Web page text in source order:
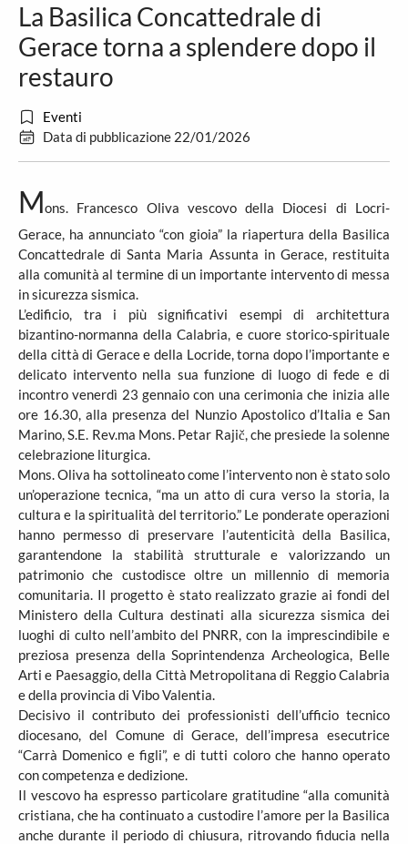
La Basilica Concattedrale di
Gerace torna a splendere dopo il
restauro
Eventi
Data di pubblicazione 22/01/2026
Mons. Francesco Oliva vescovo della Diocesi di Locri-
Gerace, ha annunciato “con gioia” la riapertura della Basilica
Concattedrale di Santa Maria Assunta in Gerace, restituita
alla comunità al termine di un importante intervento di messa
in sicurezza sismica.
L’edificio, tra i più significativi esempi di architettura
bizantino-normanna della Calabria, e cuore storico-spirituale
della città di Gerace e della Locride, torna dopo l’importante e
delicato intervento nella sua funzione di luogo di fede e di
incontro venerdì 23 gennaio con una cerimonia che inizia alle
ore 16.30, alla presenza del Nunzio Apostolico d’Italia e San
Marino, S.E. Rev.ma Mons. Petar Rajič, che presiede la solenne
celebrazione liturgica.
Mons. Oliva ha sottolineato come l’intervento non è stato solo
un’operazione tecnica, “ma un atto di cura verso la storia, la
cultura e la spiritualità del territorio.” Le ponderate operazioni
hanno permesso di preservare l’autenticità della Basilica,
garantendone la stabilità strutturale e valorizzando un
patrimonio che custodisce oltre un millennio di memoria
comunitaria. Il progetto è stato realizzato grazie ai fondi del
Ministero della Cultura destinati alla sicurezza sismica dei
luoghi di culto nell’ambito del PNRR, con la imprescindibile e
preziosa presenza della Soprintendenza Archeologica, Belle
Arti e Paesaggio, della Città Metropolitana di Reggio Calabria
e della provincia di Vibo Valentia.
Decisivo il contributo dei professionisti dell’ufficio tecnico
diocesano, del Comune di Gerace, dell’impresa esecutrice
“Carrà Domenico e figli”, e di tutti coloro che hanno operato
con competenza e dedizione.
Il vescovo ha espresso particolare gratitudine “alla comunità
cristiana, che ha continuato a custodire l’amore per la Basilica
anche durante il periodo di chiusura, ritrovando fiducia nella